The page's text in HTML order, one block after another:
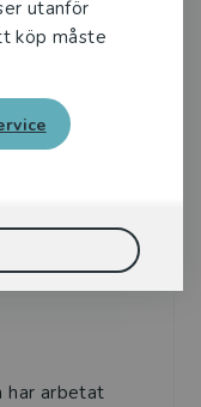
utanför
köp måste
har arbetat